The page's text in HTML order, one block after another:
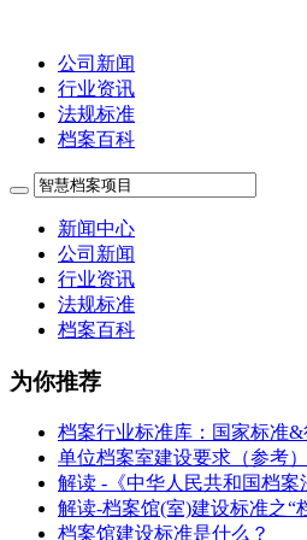
公司新闻
行业资讯
法规标准
档案百科
新闻中心
公司新闻
行业资讯
法规标准
档案百科
为你推荐
档案行业标准库：国家标准
单位档案室建设要求（参考）
解读 -《中华人民共和国档案
解读-档案馆(室)建设标准之“
档案馆建设标准是什么？